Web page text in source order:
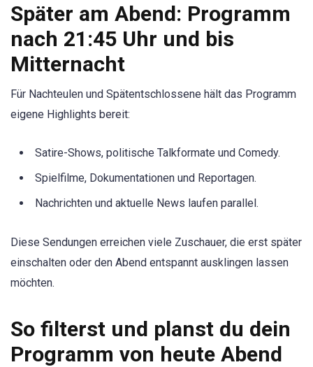
Später am Abend: Programm
nach 21:45 Uhr und bis
Mitternacht
Für Nachteulen und Spätentschlossene hält das Programm
eigene Highlights bereit:
Satire-Shows, politische Talkformate und Comedy.
Spielfilme, Dokumentationen und Reportagen.
Nachrichten und aktuelle News laufen parallel.
Diese Sendungen erreichen viele Zuschauer, die erst später
einschalten oder den Abend entspannt ausklingen lassen
möchten.
So filterst und planst du dein
Programm von heute Abend